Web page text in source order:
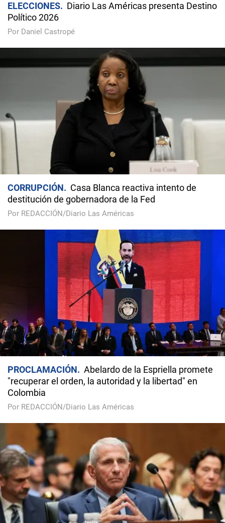
ELECCIONES
Diario Las Américas presenta Destino
Político 2026
Por Daniel Castropé
CORRUPCIÓN
Casa Blanca reactiva intento de
destitución de gobernadora de la Fed
Por REDACCIÓN/Diario Las Américas
PROCLAMACIÓN
Abelardo de la Espriella promete
"recuperar el orden, la autoridad y la libertad" en
Colombia
Por REDACCIÓN/Diario Las Américas